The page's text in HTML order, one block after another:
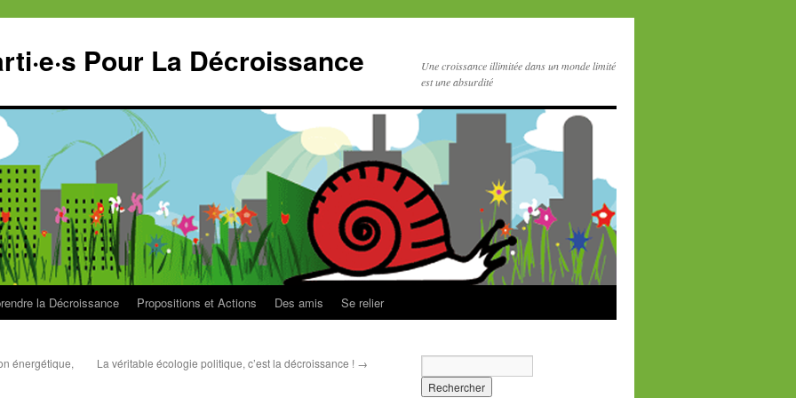
Pour La Décroissance
Une croissance illimitée dans un monde limité
est une absurdité
la Décroissance Propositions et Actions Des amis Se relier
énergétique,
La véritable écologie politique, c’est la décroissance ! →